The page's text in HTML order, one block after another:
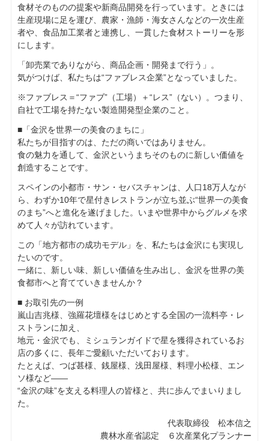
食材そのものの提案や新商品開発を行っています。ときには
生産現場に足を運び、農家・漁師・海女さんなどの一次生産
者や、食品加工業者と連携し、一貫した食材ストーリーを形
にします。
「卸売業でありながら、商品企画・開発まで行う」。
気がつけば、私たちは“ファブレス企業”となっていました。
※ファブレス＝“ファブ”（工場）＋“レス”（ない）。つまり、
自社で工場を持たない製造開発型企業のこと。
■「金沢を世界一の美食のまちに」
私たちが目指すのは、ただの商いではありません。
食の魅力を通して、金沢というまちそのものに新しい価値を
創造することです。
スペインの小都市・サン・セバスチャンは、人口18万人なが
ら、わずか10年で星付きレストランが立ち並ぶ“世界一の美食
のまち”へと進化を遂げました。いまや世界中からグルメを求
めて人々が訪れています。
この「地方都市の成功モデル」を、私たちは金沢にも実現し
たいのです。
一緒に、新しい味、新しい価値を生み出し、金沢を世界の美
食都市へと育てていきませんか？
■ お取引先の一例
嵐山吉兆様、強羅花壇様をはじめとする全国の一流料亭・レ
ストランに加え、
地元・金沢でも、ミシュランガイドで星を獲得されているお
店の多くに、長年ご愛顧いただいております。
たとえば、つば甚様、銭屋様、浅田屋様、料理小松様、エン
ソ様など――
“金沢の味”を支える料理人の皆様と、共に歩んでまいりまし
た。
代表取締役 松本信之
農林水産省認定 ６次産業化プランナー